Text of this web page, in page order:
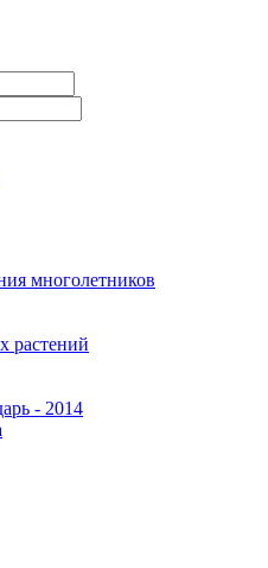
многолетников
растений
- 2014